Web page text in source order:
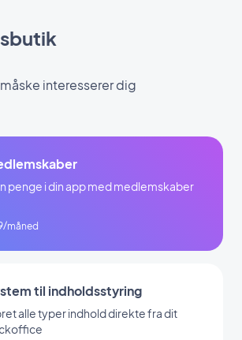
interesserer dig
penge i din app med medlemskaber
måned
til indholdsstyring
alle typer indhold direkte fra dit